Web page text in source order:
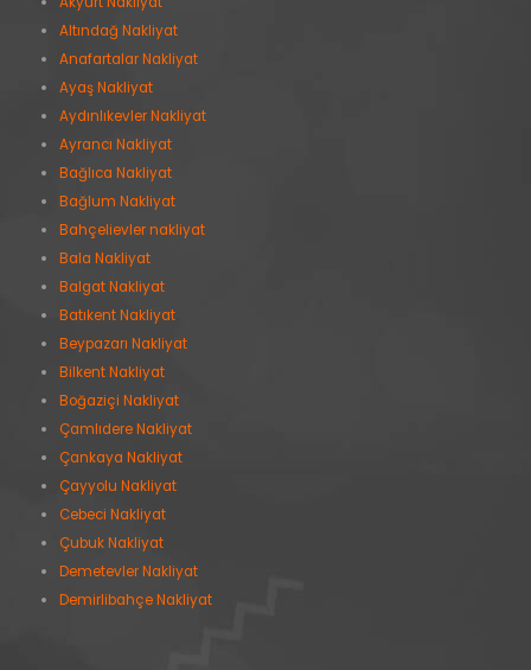
Altındağ Nakliyat
Anafartalar Nakliyat
Ayaş Nakliyat
Aydınlıkevler Nakliyat
Ayrancı Nakliyat
Bağlıca Nakliyat
Bağlum Nakliyat
Bahçelievler nakliyat
Bala Nakliyat
Balgat Nakliyat
Batıkent Nakliyat
Beypazarı Nakliyat
Bilkent Nakliyat
Boğaziçi Nakliyat
Çamlıdere Nakliyat
Çankaya Nakliyat
Çayyolu Nakliyat
Cebeci Nakliyat
Çubuk Nakliyat
Demetevler Nakliyat
Demirlibahçe Nakliyat